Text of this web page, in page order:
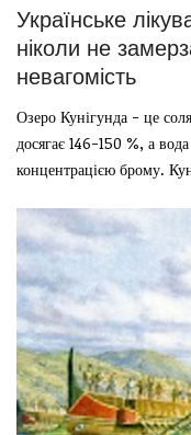
Українське
ніколи не
невагомість
Озеро Кунігунда - це
досягає 146-150 %, а
концентрацією брому.